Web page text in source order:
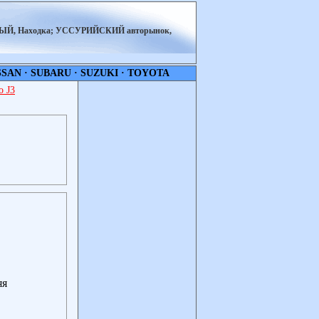
Находка; УССУРИЙСКИЙ авторынок,
· SUBARU· SUZUKI· TOYOTA
J3